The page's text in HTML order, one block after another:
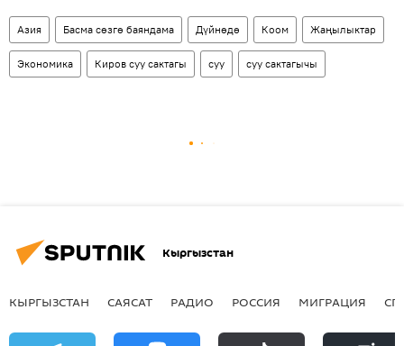
Азия Басма сөзгө баяндама Дүйнөдө Коом Жаңылыктар
Экономика Киров суу сактагы суу суу сактагычы
Кыргызстан
КЫРГЫЗСТАН САЯСАТ РАДИО РОССИЯ МИГРАЦИЯ